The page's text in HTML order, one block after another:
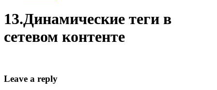
13.Динамические теги в
сетевом контенте
Leave a reply